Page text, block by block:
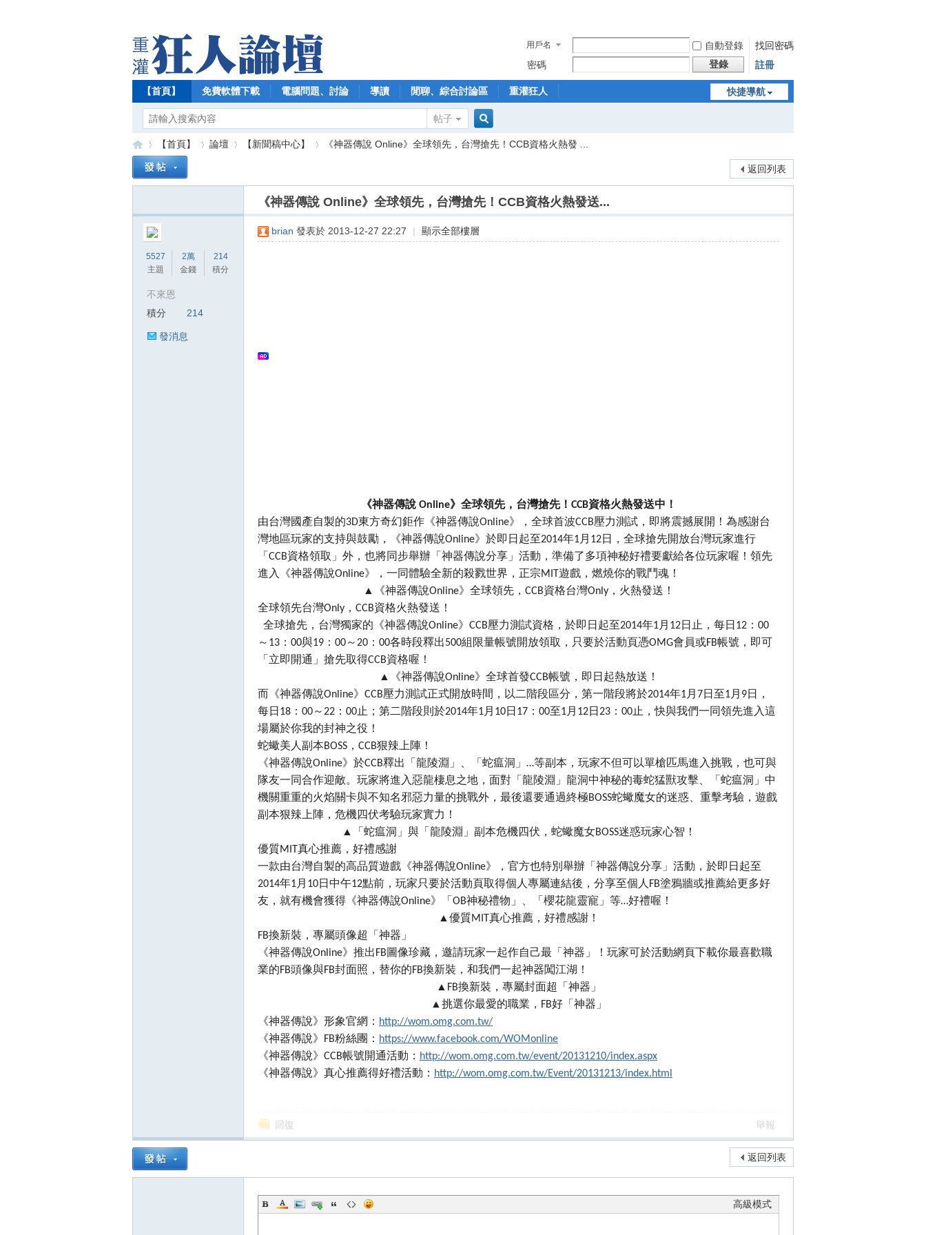
用戶名 自動登錄
找回密碼
密碼
登錄 註冊
快捷導航
【首頁】 免費軟體下載 電腦問題、討論 導讀 閒聊、綜合討論區 重灌狂人
帖子
搜
索
【首頁】 論壇 【新聞稿中心】
›
《神器傳說 Online》全球領先，台灣搶先！CCB資格火熱發 ...
返回列表
《神器傳說 Online》全球領先，台灣搶先！CCB資格火熱發送...
5527
主題
2萬
金錢
214
積分
不來恩
積分
214
發消息
brian 發表於 2013-12-27 22:27 | 顯示全部樓層
《神器傳說 Online》全球領先，台灣搶先！CCB資格火熱發送中！
由台灣國產自製的3D東方奇幻鉅作《神器傳說Online》，全球首波CCB壓力測試，即將震撼展開！為感謝台
灣地區玩家的支持與鼓勵，《神器傳說Online》於即日起至2014年1月12日，全球搶先開放台灣玩家進行
「CCB資格領取」外，也將同步舉辦「神器傳說分享」活動，準備了多項神秘好禮要獻給各位玩家喔！領先
進入《神器傳說Online》，一同體驗全新的殺戮世界，正宗MIT遊戲，燃燒你的戰鬥魂！
▲《神器傳說Online》全球領先，CCB資格台灣Only，火熱發送！
全球領先台灣Only，CCB資格火熱發送！
全球搶先，台灣獨家的《神器傳說Online》CCB壓力測試資格，於即日起至2014年1月12日止，每日12：00
～13：00與19：00～20：00各時段釋出500組限量帳號開放領取，只要於活動頁憑OMG會員或FB帳號，即可
「立即開通」搶先取得CCB資格喔！
▲《神器傳說Online》全球首發CCB帳號，即日起熱放送！
而《神器傳說Online》CCB壓力測試正式開放時間，以二階段區分，第一階段將於2014年1月7日至1月9日，
每日18：00～22：00止；第二階段則於2014年1月10日17：00至1月12日23：00止，快與我們一同領先進入這
場屬於你我的封神之役！
蛇蠍美人副本BOSS，CCB狠辣上陣！
《神器傳說Online》於CCB釋出「龍陵淵」、「蛇瘟洞」…等副本，玩家不但可以單槍匹馬進入挑戰，也可與
隊友一同合作迎敵。玩家將進入惡龍棲息之地，面對「龍陵淵」龍洞中神秘的毒蛇猛獸攻擊、「蛇瘟洞」中
機關重重的火焰關卡與不知名邪惡力量的挑戰外，最後還要通過終極BOSS蛇蠍魔女的迷惑、重擊考驗，遊戲
副本狠辣上陣，危機四伏考驗玩家實力！
▲「蛇瘟洞」與「龍陵淵」副本危機四伏，蛇蠍魔女BOSS迷惑玩家心智！
優質MIT真心推薦，好禮感謝
一款由台灣自製的高品質遊戲《神器傳說Online》，官方也特別舉辦「神器傳說分享」活動，於即日起至
2014年1月10日中午12點前，玩家只要於活動頁取得個人專屬連結後，分享至個人FB塗鴉牆或推薦給更多好
友，就有機會獲得《神器傳說Online》「OB神秘禮物」、「櫻花龍靈寵」等…好禮喔！
▲優質MIT真心推薦，好禮感謝！
FB換新裝，專屬頭像超「神器」
《神器傳說Online》推出FB圖像珍藏，邀請玩家一起作自己最「神器」！玩家可於活動網頁下載你最喜歡職
業的FB頭像與FB封面照，替你的FB換新裝，和我們一起神器闖江湖！
▲FB換新裝，專屬封面超「神器」
▲挑選你最愛的職業，FB好「神器」
《神器傳說》形象官網： http://wom.omg.com.tw/
《神器傳說》FB粉絲團： https://www.facebook.com/WOMonline
《神器傳說》CCB帳號開通活動： http://wom.omg.com.tw/event/20131210/index.aspx
《神器傳說》真心推薦得好禮活動： http://wom.omg.com.tw/Event/20131213/index.html
回復 舉報
返回列表
高級模式